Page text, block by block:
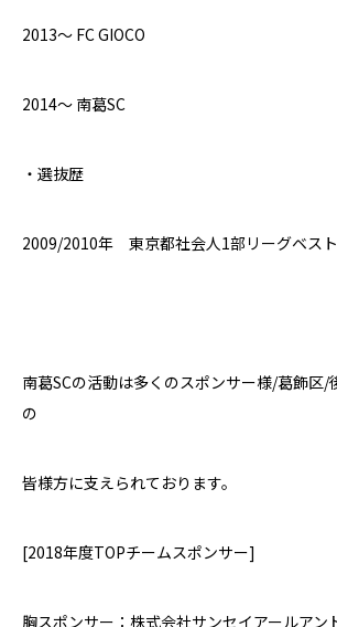
2013〜 FC GIOCO
2014〜 南葛SC
・選抜歴
2009/2010年 東京都社会人1部リーグベス
南葛SCの活動は多くのスポンサー様/葛飾区/
の
皆様方に支えられております。
[2018年度TOPチームスポンサー]
胸スポンサー：株式会社サンセイアールアン